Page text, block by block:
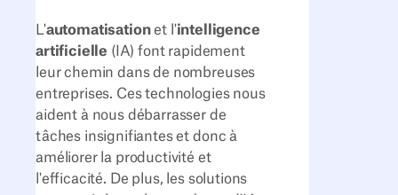
L'automatisationet l'intelligence
artificielle (IA) font rapidement
leur chemin dans de nombreuses
entreprises. Ces technologies nous
aident à nous débarrasser de
tâches insignifiantes et donc à
améliorer la productivité et
l'efficacité. De plus, les solutions